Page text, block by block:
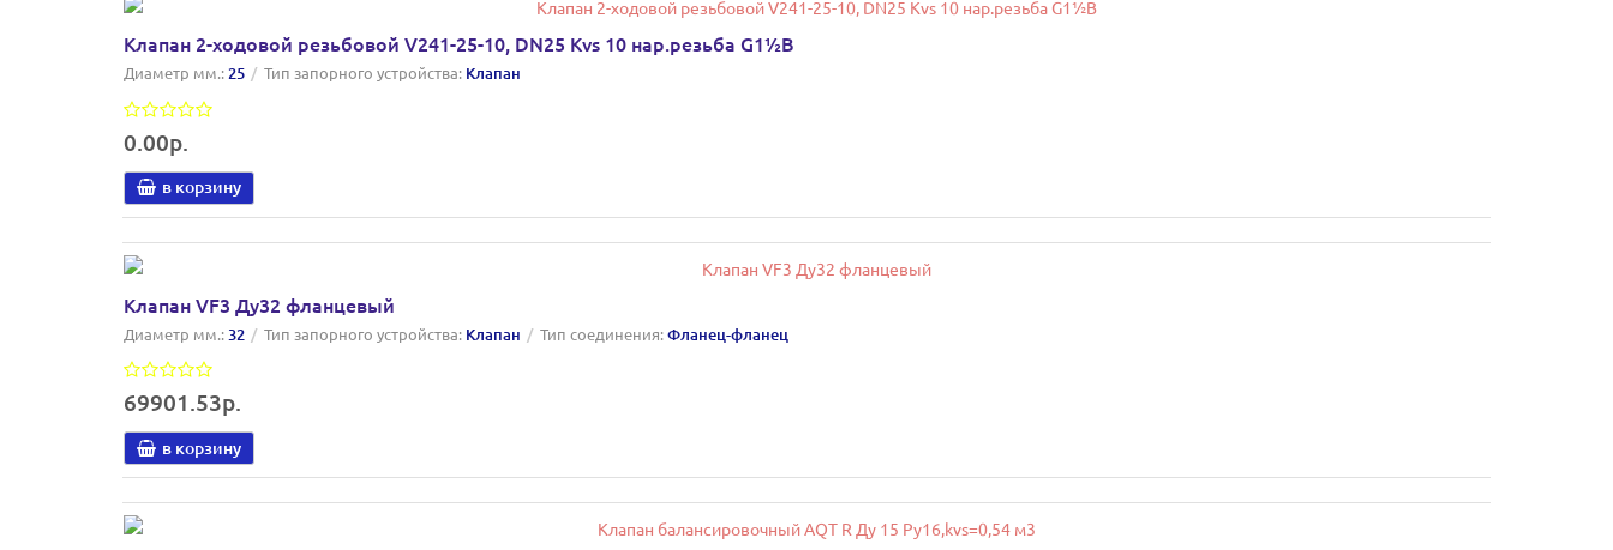
Клапан 2-ходовой резьбовой V241-25-10, DN25 Kvs 10 нар.резьба G1½B
Диаметр мм.:25 Тип запорного устройства: Клапан
0.00р.
в корзину
Клапан VF3 Ду32 фланцевый
Диаметр мм.:32 Тип запорного устройства: Клапан Тип соединения:Фланец-фланец
69901.53р.
в корзину